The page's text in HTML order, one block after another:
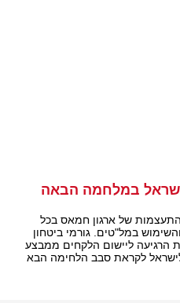
במלחמה הבאה
של ארגון חמאס בכל
במל"טים. גורמי ביטחון
הרגיעה ליישום הלקחים ממבצע
לקראת סבב הלחימה הבא